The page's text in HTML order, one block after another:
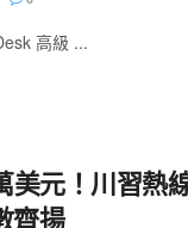
高級 ...
美元！川習熱
齊揚